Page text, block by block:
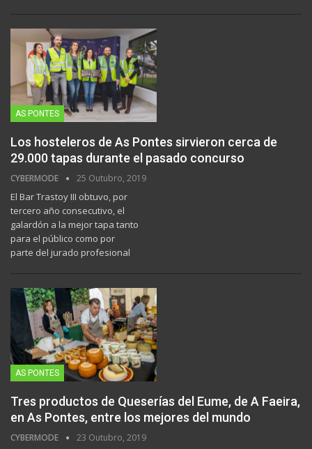
AS PONTES
Los hosteleros de As Pontes sirvieron cerca de
29.000 tapas durante el pasado concurso
CYBERMODE 25 Outubro, 2019
El Bar Trastoy III obtuvo, por
tercero año consecutivo, el
galardón a la mejor tapa tanto
para el público como por
parte del jurado profesional
AS PONTES
Tres productos de Queserías del Eume, de A Faeira,
en As Pontes, entre los mejores del mundo
CYBERMODE 23 Outubro, 2019